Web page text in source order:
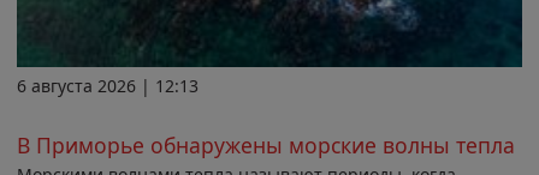
6 августа 2026 | 12:13
В Приморье обнаружены морские волны тепла